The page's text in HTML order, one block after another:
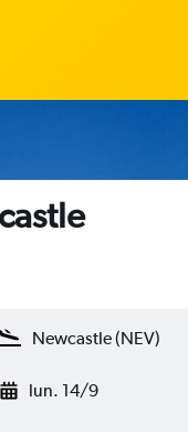
lun. 14/9